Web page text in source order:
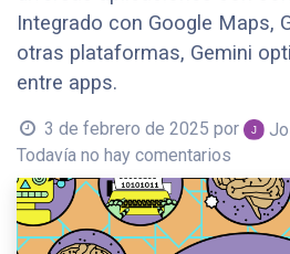
Integrado con Google Maps,
otras plataformas, Gemini
entre apps.
3 de febrero de 2025 por
Todavía no hay comentarios